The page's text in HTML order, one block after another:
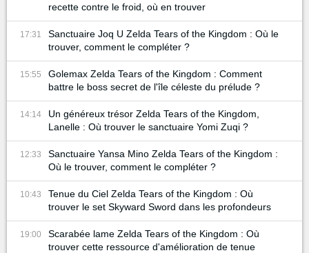
recette contre le froid, où en trouver
17:31
Sanctuaire Joq U Zelda Tears of the Kingdom : Où le
trouver, comment le compléter ?
15:55
Golemax Zelda Tears of the Kingdom : Comment
battre le boss secret de l'île céleste du prélude ?
14:14
Un généreux trésor Zelda Tears of the Kingdom,
Lanelle : Où trouver le sanctuaire Yomi Zuqi ?
12:33
Sanctuaire Yansa Mino Zelda Tears of the Kingdom :
Où le trouver, comment le compléter ?
10:43
Tenue du Ciel Zelda Tears of the Kingdom : Où
trouver le set Skyward Sword dans les profondeurs
19:00
Scarabée lame Zelda Tears of the Kingdom : Où
trouver cette ressource d'amélioration de tenue